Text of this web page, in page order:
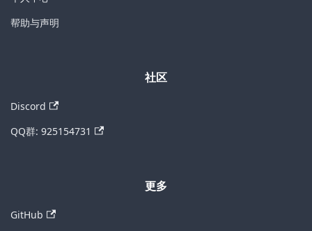
帮助与声明
社区
Discord
QQ群: 925154731
更多
GitHub